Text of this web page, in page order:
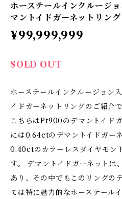
ホーステールインクルージ
マントイドガーネットリン
¥99,999,999
SOLD OUT
ホーステールインクルージョン
イドガーネットリングのご紹介で
こちらはPt900のデマントイド
には0.64ctのデマントイドガー
0.40ctのカラーレスダイヤモン
す。 デマントイドガーネットは
あり、その中でもこのリングの
ては特に魅力的なホーステール